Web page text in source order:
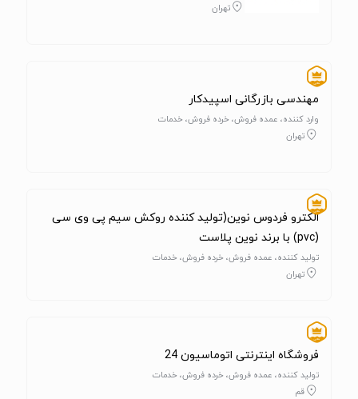
تهران
مهندسی بازرگانی اسپیدکار
وارد کننده، عمده فروش، خرده فروش، خدمات
تهران
الکترو فردوس نوین(تولید کننده روکش سیم پی وی سی
(pvc) با برند نوین پلاست
تولید کننده، عمده فروش، خرده فروش، خدمات
تهران
فروشگاه اینترنتی اتوماسیون 24
تولید کننده، عمده فروش، خرده فروش، خدمات
قم